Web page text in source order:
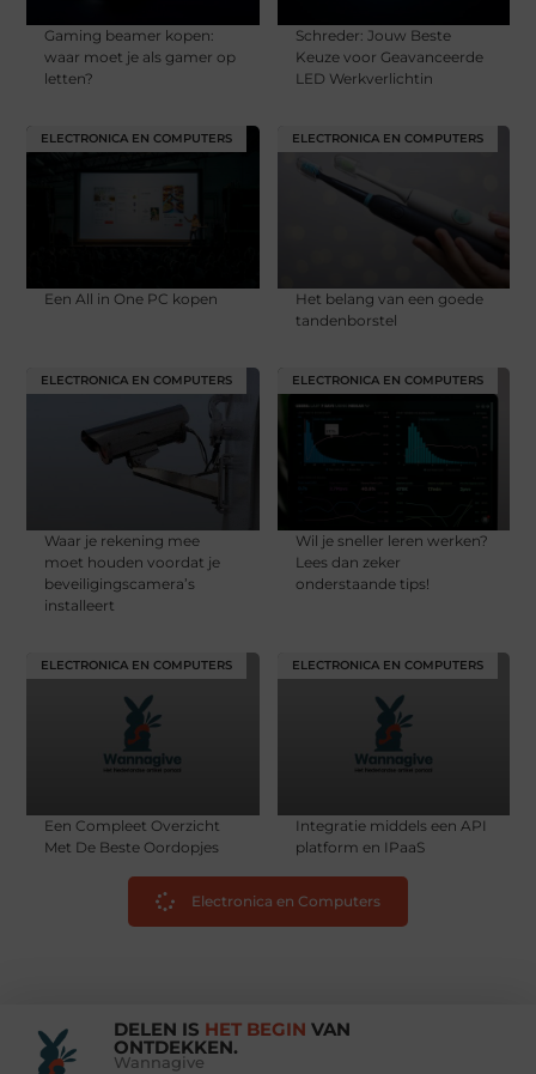
Gaming beamer kopen:
waar moet je als gamer op
letten?
Schreder: Jouw Beste
Keuze voor Geavanceerde
LED Werkverlichtin
ELECTRONICA EN COMPUTERS
Een All in One PC kopen
ELECTRONICA EN COMPUTERS
Het belang van een goede
tandenborstel
ELECTRONICA EN COMPUTERS
Waar je rekening mee
moet houden voordat je
beveiligingscamera’s
installeert
ELECTRONICA EN COMPUTERS
Wil je sneller leren werken?
Lees dan zeker
onderstaande tips!
ELECTRONICA EN COMPUTERS
Een Compleet Overzicht
Met De Beste Oordopjes
ELECTRONICA EN COMPUTERS
Integratie middels een API
platform en IPaaS
Electronica en Computers
DELEN IS HET BEGIN VAN
ONTDEKKEN.
Wannagive